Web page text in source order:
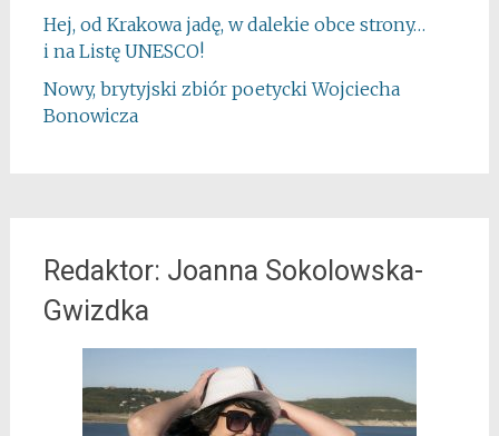
Hej, od Krakowa jadę, w dalekie obce strony…
i na Listę UNESCO!
Nowy, brytyjski zbiór poetycki Wojciecha
Bonowicza
Redaktor: Joanna Sokolowska-
Gwizdka